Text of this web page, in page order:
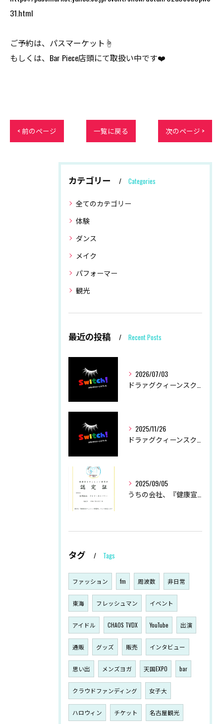
31.html
ご予約は、パスマーケット☝️
もしくは、Bar Piece店頭にて取扱い中です❤️
< 前のページ 一覧に戻る 次のページ >
カテゴリー Categories
全てのカテゴリー
体験
ダンス
メイク
パフォーマー
観光
最近の投稿 Recent Posts
2026/07/03
2025/11/26
2025/09/05
タグ Tags
ファッション fm 周波数 非日常
東海 フレッシュマン イベント
アイドル CHAOS TVDX YouTube 出演
通販 グッズ 販売 インタビュー
思い出 メンズヨガ 天国EXPO bar
クラウドファンディング 女子大
ハロウィン チケット 名古屋観光